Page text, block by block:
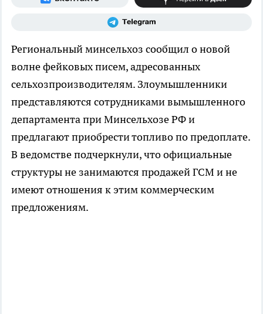
Региональный минсельхоз сообщил о новой
волне фейковых писем, адресованных
сельхозпроизводителям. Злоумышленники
представляются сотрудниками вымышленного
департамента при Минсельхозе РФ и
предлагают приобрести топливо по предоплате.
В ведомстве подчеркнули, что официальные
структуры не занимаются продажей ГСМ и не
имеют отношения к этим коммерческим
предложениям.